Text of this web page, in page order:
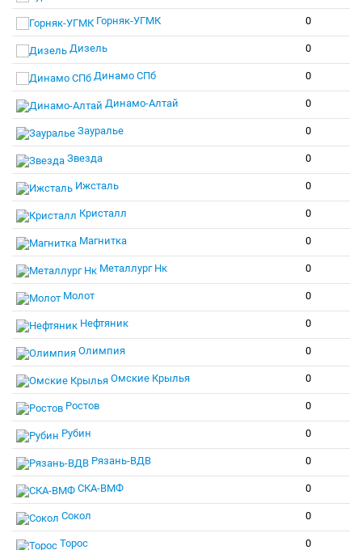
Горняк-УГМК 0
Дизель 0
Динамо СПб 0
Динамо-Алтай 0
Зауралье 0
Звезда 0
Ижсталь 0
Кристалл 0
Магнитка 0
Металлург Нк 0
Молот 0
Нефтяник 0
Олимпия 0
Омские Крылья 0
Ростов 0
Рубин 0
Рязань-ВДВ 0
СКА-ВМФ 0
Сокол 0
Торос 0